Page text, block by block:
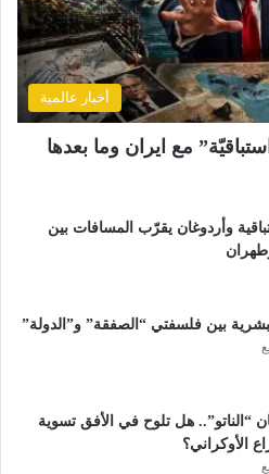
أخبار عالمية
مع ايران وما بعدها
وأردوغان يقرّب المسافات بين
بين فلسفتي “الصفقة” و”الدولة”
“الناتو”.. هل تلوح في الأفق تسوية
الأوكراني؟